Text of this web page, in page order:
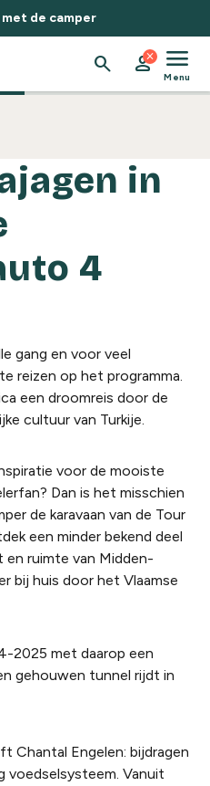
de camper
search person
close menu
Menu
in
4
gang en voor veel
reizen op het programma.
een droomreis door de
cultuur van Turkije.
voor de mooiste
Dan is het misschien
de karavaan van de Tour
een minder bekend deel
en ruimte van Midden-
bij huis door het Vlaamse
Chantal Engelen: bijdragen
voedselsysteem. Vanuit